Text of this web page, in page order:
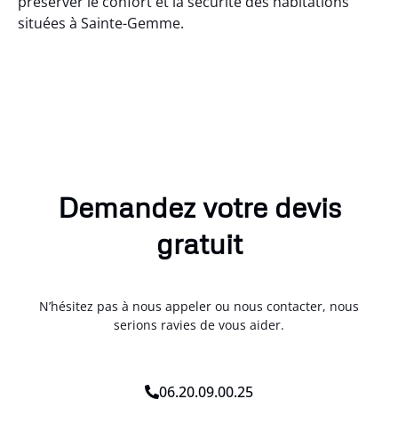
situées à Sainte-Gemme.
Demandez votre devis
gratuit
N’hésitez pas à nous appeler ou nous contacter, nous
serions ravies de vous aider.
06.20.09.00.25